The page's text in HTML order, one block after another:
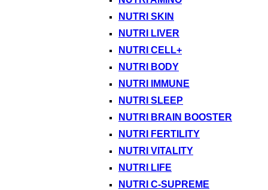
NUTRI SKIN
NUTRI LIVER
NUTRI CELL+
NUTRI BODY
NUTRI IMMUNE
NUTRI SLEEP
NUTRI BRAIN BOOSTER
NUTRI FERTILITY
NUTRI VITALITY
NUTRI LIFE
NUTRI C-SUPREME